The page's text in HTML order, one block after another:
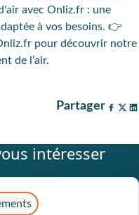
avec Onliz.fr : une
à vos besoins. 👉
pour découvrir notre
de l’air.
Partager
intéresser